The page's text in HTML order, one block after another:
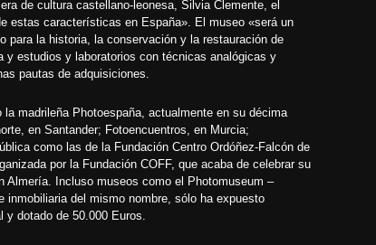
de cultura castellano-leonesa, Silvia Clemente, el
estas características en España». El museo «será un
la historia, la conservación y la restauración de
estudios y laboratorios con técnicas analógicas y
pautas de adquisiciones.
madrileña Photoespaña, actualmente en su décima
, en Santander; Fotoencuentros, en Murcia;
como las de la Fundación Centro Ordóñez-Falcón de
por la Fundación COFF, que acaba de celebrar su
Almería. Incluso museos como el Photomuseum –
del mismo nombre, sólo ha expuesto
y dotado de 50.000 Euros.